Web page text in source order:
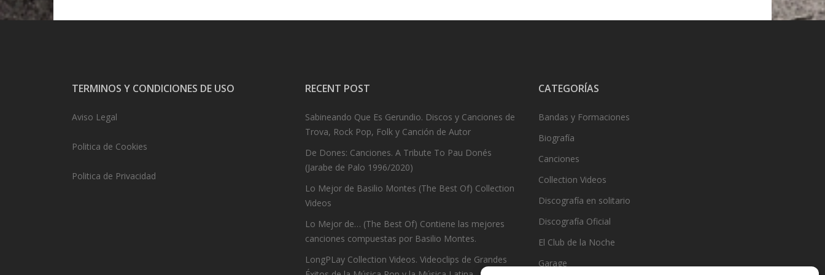
TERMINOS Y CONDICIONES DE USO
Aviso Legal
Politica de Cookies
Politica de Privacidad
RECENT POST
Sabineando Que Es Gerundio. Discos y Canciones de
Trova, Rock Pop, Folk y Canción de Autor
De Dones: Canciones. A Tribute To Pau Donés
(Jarabe de Palo 1996/2020)
Lo Mejor de Basilio Montes (The Best Of) Collection
Videos
Lo Mejor de… (The Best Of) Contiene las mejores
canciones compuestas por Basilio Montes.
LongPLay Collection Videos. Videoclips de Grandes
CATEGORÍAS
Bandas y Formaciones
Biografía
Canciones
Collection Videos
Discografía en solitario
Discografía Oficial
El Club de la Noche
Garage